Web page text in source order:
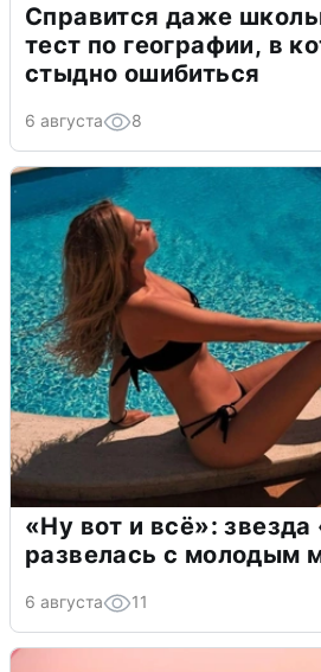
Справится даже
тест по географии, в
стыдно ошибиться
6 августа 8
«Ну вот и всё»:
развелась с молодым
6 августа 11